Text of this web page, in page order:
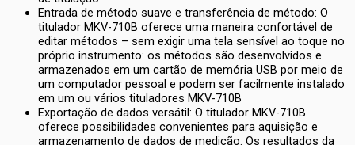
Entrada de método suave e transferência de método: O
titulador MKV-710B oferece uma maneira confortável de
editar métodos – sem exigir uma tela sensível ao toque no
próprio instrumento: os métodos são desenvolvidos e
armazenados em um cartão de memória USB por meio de
um computador pessoal e podem ser facilmente instalado
em um ou vários tituladores MKV-710B
Exportação de dados versátil: O titulador MKV-710B
oferece possibilidades convenientes para aquisição e
armazenamento de dados de medição. Os resultados da